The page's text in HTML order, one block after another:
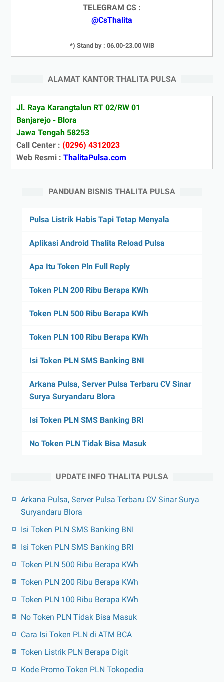
TELEGRAM CS :
@CsThalita
*) Stand by : 06.00-23.00 WIB
ALAMAT KANTOR THALITA PULSA
Jl. Raya Karangtalun RT 02/RW 01
Banjarejo - Blora
Jawa Tengah 58253
Call Center : (0296) 4312023
Web Resmi : ThalitaPulsa.com
PANDUAN BISNIS THALITA PULSA
Pulsa Listrik Habis Tapi Tetap Menyala
Aplikasi Android Thalita Reload Pulsa
Apa Itu Token Pln Full Reply
Token PLN 200 Ribu Berapa KWh
Token PLN 500 Ribu Berapa KWh
Token PLN 100 Ribu Berapa KWh
Isi Token PLN SMS Banking BNI
Arkana Pulsa, Server Pulsa Terbaru CV Sinar
Surya Suryandaru Blora
Isi Token PLN SMS Banking BRI
No Token PLN Tidak Bisa Masuk
UPDATE INFO THALITA PULSA
Arkana Pulsa, Server Pulsa Terbaru CV Sinar Surya
Suryandaru Blora
Isi Token PLN SMS Banking BNI
Isi Token PLN SMS Banking BRI
Token PLN 500 Ribu Berapa KWh
Token PLN 200 Ribu Berapa KWh
Token PLN 100 Ribu Berapa KWh
No Token PLN Tidak Bisa Masuk
Cara Isi Token PLN di ATM BCA
Token Listrik PLN Berapa Digit
Kode Promo Token PLN Tokopedia